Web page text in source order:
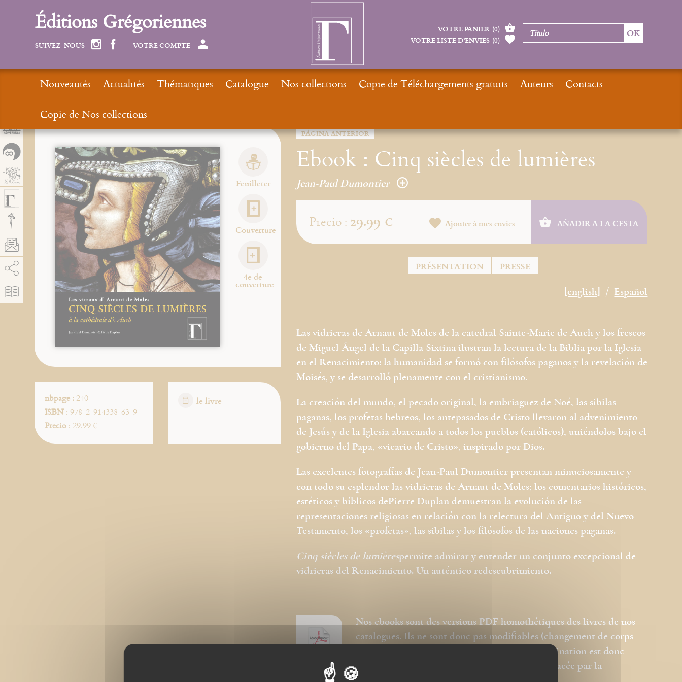
PÁGINA ANTERIOR
Ebook : Cinq siècles de lumières
Jean-Paul Dumontier
Feuilleter
Couverture
4e de
couverture
nbpage :240
ISBN: 978-2-914338-63-9
Precio: 29.99 €
le livre
Precio : 29.99 € Ajouter à mes envies AÑADIR A LA CESTA
PRÉSENTATION PRESSE
[english] Español
Las vidrieras de Arnaut de Moles de la catedral Sainte-Marie de Auch y los frescos
de Miguel Ángel de la Capilla Sixtina ilustran la lectura de la Biblia por la Iglesia
en el Renacimiento: la humanidad se formó con filósofos paganos y la revelación de
Moisés, y se desarrolló plenamente con el cristianismo.
La creación del mundo, el pecado original, la embriaguez de Noé, las sibilas
paganas, los profetas hebreos, los antepasados de Cristo llevaron al advenimiento
de Jesús y de la Iglesia abarcando a todos los pueblos (católicos), uniéndolos bajo el
gobierno del Papa, «vicario de Cristo», inspirado por Dios.
Las excelentes fotografías de Jean-Paul Dumontier presentan minuciosamente y
con todo su esplendor las vidrieras de Arnaut de Moles; los comentarios históricos,
estéticos y bíblicos dePierre Duplan demuestran la evolución de las
representaciones religiosas en relación con la relectura del Antiguo y del Nuevo
Testamento, los «profetas», las sibilas y los filósofos de las naciones paganas.
Cinq siècles de lumièrespermite admirar y entender un conjunto excepcional de
vidrieras del Renacimiento. Un auténtico redescubrimiento.
Nos ebooks sont des versions PDF homothétiques des livres de nos
catalogues. Ils ne sont donc pas modifiables (changement de corps
pour la police, modification des images). La pagination est donc
respectée et la première page du livre est remplacée par la
Éditions Grégoriennes
SUIVEZ-NOUS VOTRE COMPTE
VOTRE PANIER (0)
VOTRE LISTE D’ENVIES (0)
Nouveautés Actualités Thématiques Catalogue Nos collections Copie de Téléchargements gratuits Auteurs
Contacts
Copie de Nos collections
AddThis está deshabilitado. Permitir
Panel de gestión de cookies